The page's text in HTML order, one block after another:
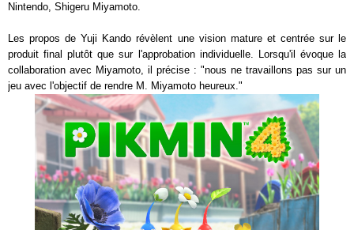
Nintendo, Shigeru Miyamoto​.
Les propos de Yuji Kando révèlent une vision mature et centrée sur le
produit final plutôt que sur l'approbation individuelle. Lorsqu'il évoque la
collaboration avec Miyamoto, il précise : "nous ne travaillons pas sur un
jeu avec l'objectif de rendre M. Miyamoto heureux."